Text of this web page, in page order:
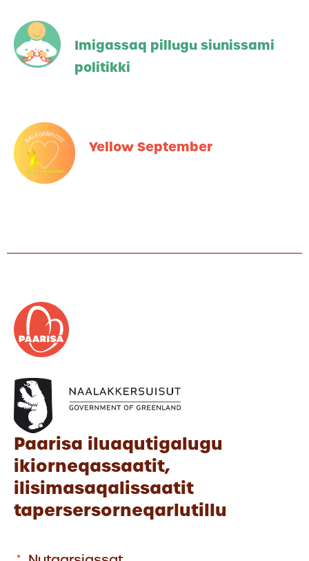
Imigassaq pillugu siunissami
politikki
Yellow September
Paarisa iluaqutigalugu
ikiorneqassaatit,
ilisimasaqalissaatit
tapersersorneqarlutillu